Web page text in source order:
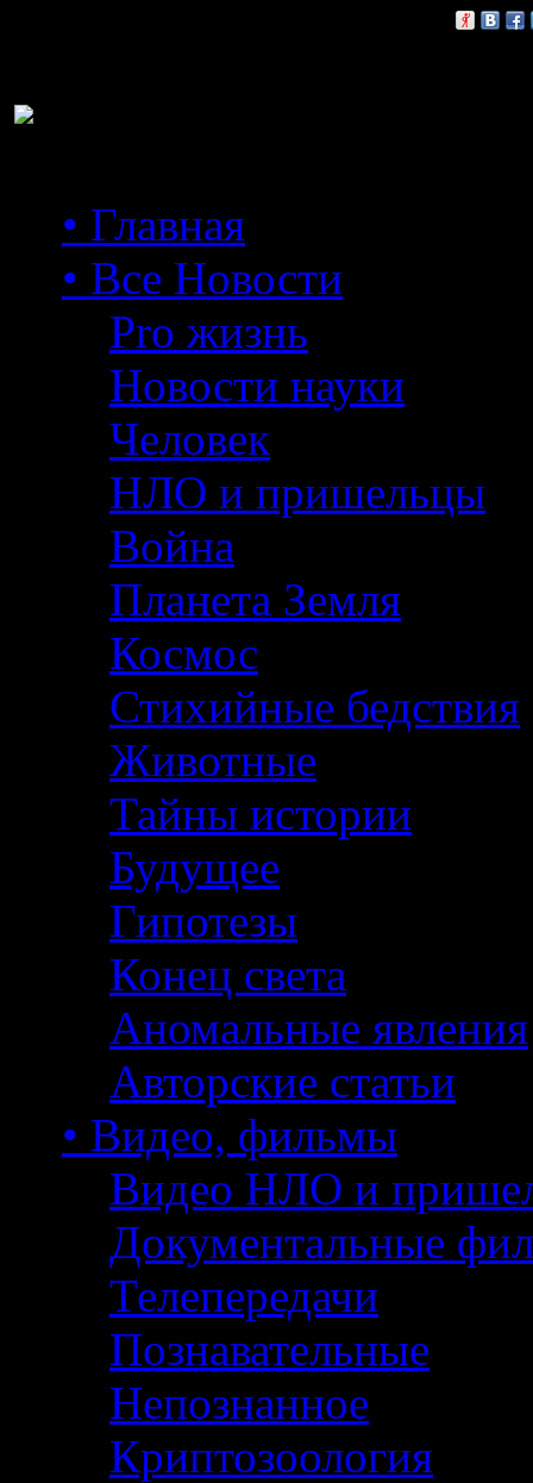
• Главная
• Все Новости
Pro жизнь
Новости науки
Человек
НЛО и пришельцы
Война
Планета Земля
Космос
Стихийные бедствия
Животные
Тайны истории
Будущее
Гипотезы
Конец света
Аномальные явления
Авторские статьи
• Видео, фильмы
Видео НЛО и
Документальные
Телепередачи
Познавательные
Непознанное
Криптозоология